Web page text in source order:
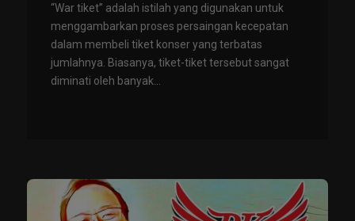
“War tiket” adalah istilah yang digunakan untuk
menggambarkan proses persaingan kecepatan
dalam membeli tiket konser yang terbatas
jumlahnya. Biasanya, tiket-tiket tersebut sangat
diminati oleh banyak...